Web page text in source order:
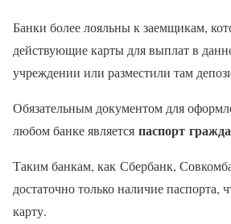
Банки более лояльны к заемщикам,
действующие карты для выплат в
учреждении или разместили там
Обязательным документом для
любом банке является паспорт
Таким банкам, как Сбербанк,
достаточно только наличие паспорта,
карту.